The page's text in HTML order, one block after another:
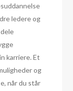
ledere og
karriere. Et
og
når du står